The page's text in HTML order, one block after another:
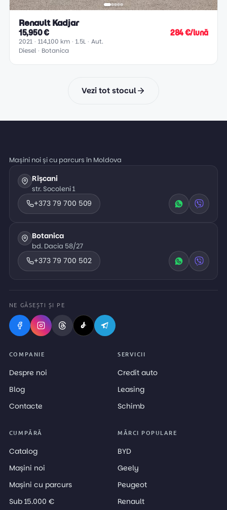
Renault Kadjar
15,950 € 284 €/lună
2021 114,100 km 1.5L
Aut.
Diesel
Botanica
Vezi tot stocul
Mașini noi și cu parcurs în Moldova
Rîșcani
str. Socoleni 1
+373 79 700 509
Botanica
bd. Dacia 58/27
+373 79 700 502
NE GĂSEȘTI ȘI PE
COMPANIE
Despre noi
Blog
Contacte
SERVICII
Credit auto
Leasing
Schimb
CUMPĂRĂ
Catalog
Mașini noi
Mașini cu parcurs
Sub 15.000 €
MĂRCI POPULARE
BYD
Geely
Peugeot
Renault